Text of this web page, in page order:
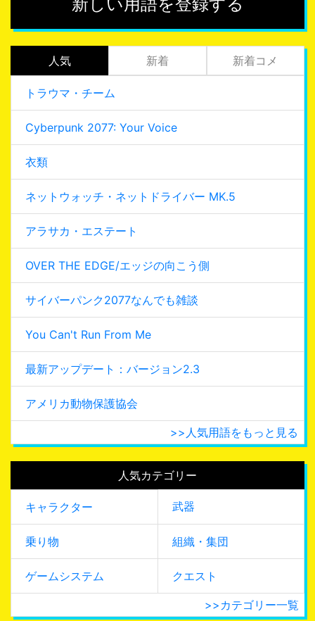
人気 新着 新着コメ
トラウマ・チーム
Cyberpunk 2077: Your Voice
衣類
ネットウォッチ・ネットドライバー MK.5
アラサカ・エステート
OVER THE EDGE/エッジの向こう側
サイバーパンク2077なんでも雑談
You Can't Run From Me
最新アップデート：バージョン2.3
アメリカ動物保護協会
>>人気用語をもっと見る
人気カテゴリー
キャラクター 武器
乗り物 組織・集団
ゲームシステム クエスト
>>カテゴリー一覧